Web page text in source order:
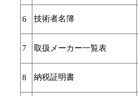
6 技術者名簿
7 取扱メーカー一覧表
8 納税証明書